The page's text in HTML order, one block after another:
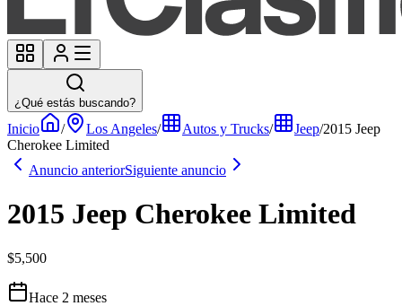
¿Qué estás buscando?
Inicio / Los Angeles/ Autos y Trucks/ Jeep/2015 Jeep
Cherokee Limited
Anuncio anteriorSiguiente anuncio
2015 Jeep Cherokee Limited
$5,500
Hace 2 meses